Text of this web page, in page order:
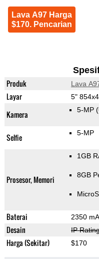
Lava A97 Harga
$170. Pencarian
Produk Lava
Layar 5"
Kamera 5-MP
Selfie 5-MP
Prosesor, Memori
1GB
8GB
Baterai 2350
Desain IP
Harga (Sekitar) $170